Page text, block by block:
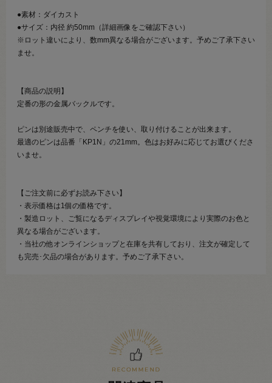
●素材：ダイカスト
●サイズ：内径 約50mm（詳細画像をご確認下さい）
※ロット違いにより、数mm異なる場合がございます。予めご了承下さい
ませ。
【商品の説明】
定番の形の金属バックルです。
ピンは別途販売中で、ペンチを使い、取り付けることが出来ます。
最適のピンは品番「KP1N」の21mm。色はお好みに応じてお選びくださ
いませ。
【ご注文前に必ずお読み下さい】
・表示価格は1個の価格です。
・製造ロット、ご覧になるディスプレイや視覚環境により実際のお色と
異なる場合がございます。
・当社の他オンラインショップと在庫を共有しており、注文が確定して
も完売･欠品の場合があります。予めご了承下さい。